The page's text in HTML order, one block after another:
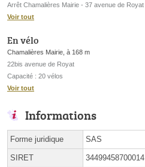
Arrêt Chamalières Mairie - 37 avenue de Royat
Voir tout
En vélo
Chamalières Mairie, à 168 m
22bis avenue de Royat
Capacité : 20 vélos
Voir tout
Informations
Forme juridique SAS
SIRET 34499458700014